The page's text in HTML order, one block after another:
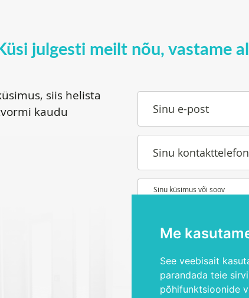
Me
See veebisait
parandada teie
põhifunktsioonide
julgesti meilt nõu, vastame
siis helista
kaudu Sinu e-post
Sinu kontakttelefon
Sinu küsimus või soov
Olen lugenud ja nõustun